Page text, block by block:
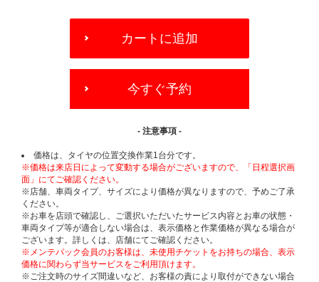
OPTIONS
カートに追加
今すぐ予約
- 注意事項 -
価格は、タイヤの位置交換作業1台分です。
※価格は来店日によって変動する場合がございますので、「日程選択画
面」にてご確認ください。
※店舗、車両タイプ、サイズにより価格が異なりますので、予めご了承
ください。
※お車を店頭で確認し、ご選択いただいたサービス内容とお車の状態・
車両タイプ等が適合しない場合は、表示価格と作業価格が異なる場合が
ございます。詳しくは、店舗にてご確認ください。
※メンテパック会員のお客様は、未使用チケットをお持ちの場合、表示
価格に関わらず当サービスをご利用頂けます。
※ご注文時のサイズ間違いなど、お客様の責により取付ができない場合